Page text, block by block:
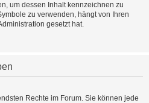
um dessen Inhalt kennzeichnen zu
zu verwenden, hängt von Ihren
gesetzt hat.
Rechte im Forum. Sie können jede